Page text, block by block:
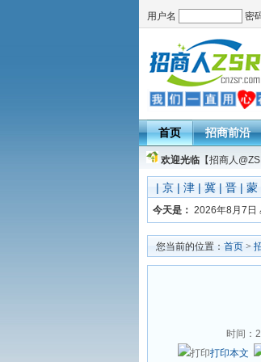
用户名 密
首页 招商前沿
欢迎光临 【招商人
| 京 | 津 | 冀 | 晋 | 蒙
今天是： 2026年8月7日
您当前的位置： 首页 >
时间：
打印本文